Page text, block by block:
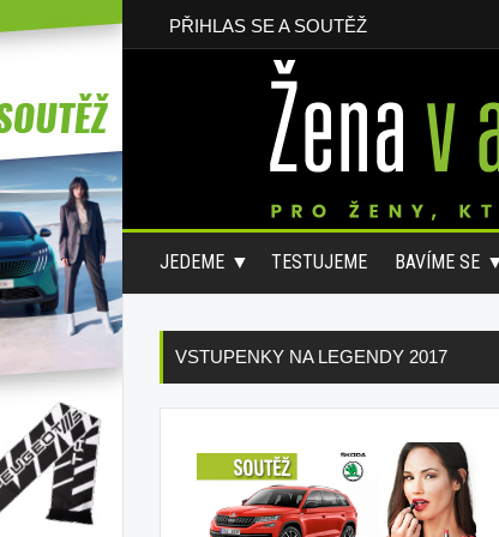
PŘIHLAS SE A SOUTĚŽ
JEDEME TESTUJEME BAVÍME SE
VSTUPENKY NA LEGENDY 2017